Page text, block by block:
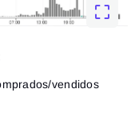
vendidos